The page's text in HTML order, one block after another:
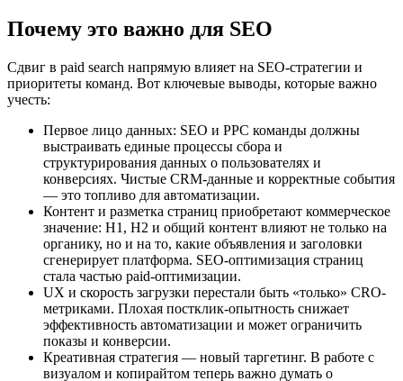
Почему это важно для SEO
Сдвиг в paid search напрямую влияет на SEO-стратегии и
приоритеты команд. Вот ключевые выводы, которые важно
учесть:
Первое лицо данных: SEO и PPC команды должны
выстраивать единые процессы сбора и
структурирования данных о пользователях и
конверсиях. Чистые CRM-данные и корректные события
— это топливо для автоматизации.
Контент и разметка страниц приобретают коммерческое
значение: H1, H2 и общий контент влияют не только на
органику, но и на то, какие объявления и заголовки
сгенерирует платформа. SEO-оптимизация страниц
стала частью paid-оптимизации.
UX и скорость загрузки перестали быть «только» CRO-
метриками. Плохая постклик-опытность снижает
эффективность автоматизации и может ограничить
показы и конверсии.
Креативная стратегия — новый таргетинг. В работе с
визуалом и копирайтом теперь важно думать о